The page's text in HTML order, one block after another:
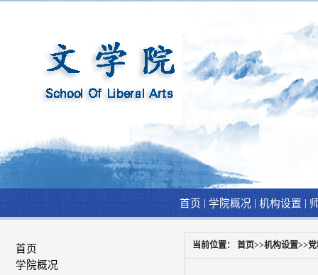
首页 | 学院概况 | 机构设置 |
首页
学院概况
当前位置： 首页>>机构设置>>